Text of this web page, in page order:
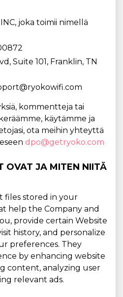
joka toimii nimellä
Suite 101, Franklin, TN
kommentteja tai
käytämme ja
ota meihin yhteyttä
dpo@getryoko.com
OVAT JA MITEN NIITÄ
files stored in your
help the Company and
provide certain Website
history, and personalize
preferences. They
by enhancing website
content, analyzing user
relevant ads.